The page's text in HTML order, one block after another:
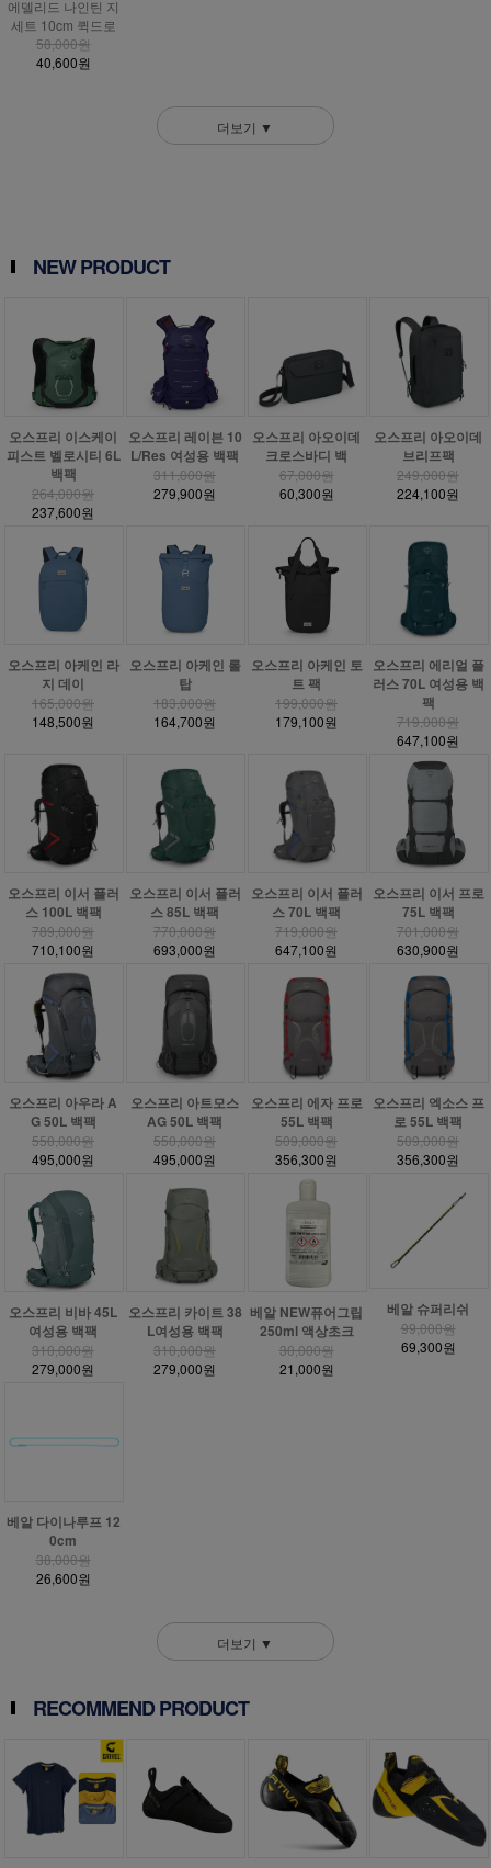
에델리드 나인틴 지
세트 10cm 퀵드로
58,000원
40,600원
더보기 ▼
NEW PRODUCT
오스프리 이스케이
피스트 벨로시티 6L
백팩
264,000원
237,600원
오스프리 레이븐 10
L/Res 여성용 백팩
311,000원
279,900원
오스프리 아오이데
크로스바디 백
67,000원
60,300원
오스프리 아오이데
브리프팩
249,000원
224,100원
오스프리 아케인 라
지 데이
165,000원
148,500원
오스프리 아케인 롤
탑
183,000원
164,700원
오스프리 아케인 토
트 팩
199,000원
179,100원
오스프리 에리얼 플
러스 70L 여성용 백
팩
719,000원
647,100원
오스프리 이서 플러
스 100L 백팩
789,000원
710,100원
오스프리 이서 플러
스 85L 백팩
770,000원
693,000원
오스프리 이서 플러
스 70L 백팩
719,000원
647,100원
오스프리 이서 프로
75L 백팩
701,000원
630,900원
오스프리 아우라 A
G 50L 백팩
550,000원
495,000원
오스프리 아트모스
AG 50L 백팩
550,000원
495,000원
오스프리 에자 프로
55L 백팩
509,000원
356,300원
오스프리 엑소스 프
로 55L 백팩
509,000원
356,300원
오스프리 비바 45L
여성용 백팩
310,000원
279,000원
오스프리 카이트 38
L여성용 백팩
310,000원
279,000원
베알 NEW퓨어그립
250ml 액상초크
30,000원
21,000원
베알 슈퍼리쉬
99,000원
69,300원
베알 다이나루프 12
0cm
38,000원
26,600원
더보기 ▼
RECOMMEND PRODUCT